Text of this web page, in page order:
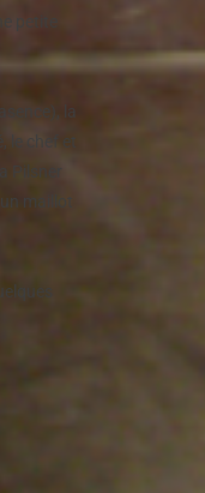
petite
la
le chef et
Pilsner
maillot